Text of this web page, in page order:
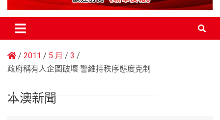
2011 5 月
3
政府稱有人企圖破壞 警維持秩序態度克制
本澳新聞